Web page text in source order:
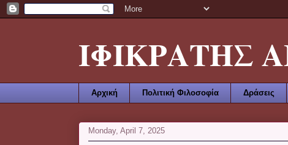
ΙΦΙΚΡΑΤΗΣ
Αρχική Πολιτική Φιλοσοφία Δράσεις
Monday, April 7, 2025